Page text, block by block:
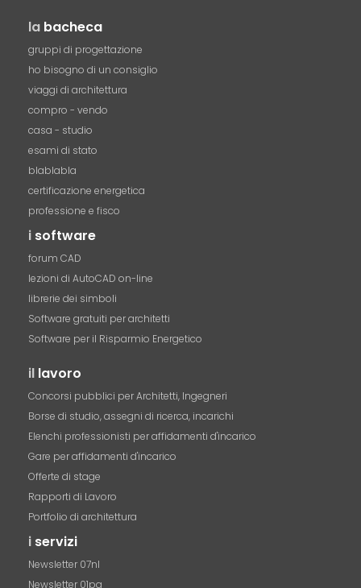
la bacheca
gruppi di progettazione
ho bisogno di un consiglio
viaggi di architettura
compro - vendo
casa - studio
esami di stato
blablabla
certificazione energetica
professione e fisco
i software
forum CAD
lezioni di AutoCAD on-line
librerie dei simboli
Software gratuiti per architetti
Software per il Risparmio Energetico
il lavoro
Concorsi pubblici per Architetti, Ingegneri
Borse di studio, assegni di ricerca, incarichi
Elenchi professionisti per affidamenti d'incarico
Gare per affidamenti d'incarico
Offerte di stage
Rapporti di Lavoro
Portfolio di architettura
i servizi
Newsletter 07nl
Newsletter 01pa